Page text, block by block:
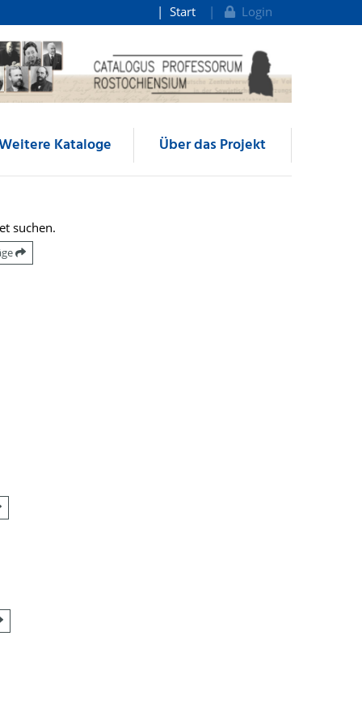
Start Login
Kataloge Über das Projekt
suchen.